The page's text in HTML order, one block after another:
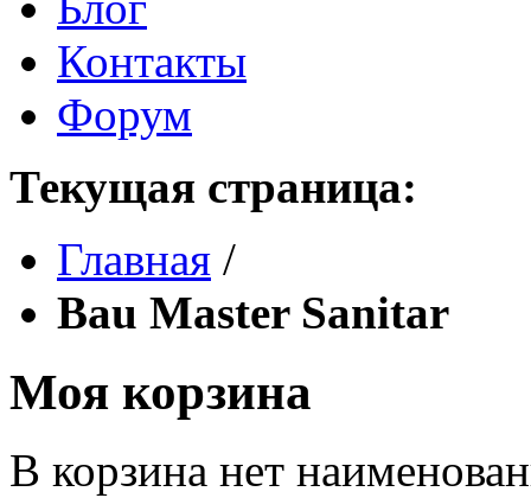
Контакты
Форум
Текущая страница:
Главная /
Bau Master Sanitar
Моя корзина
В корзина нет